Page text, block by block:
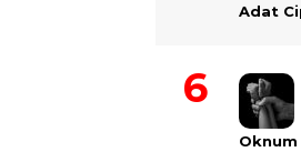
Adat
Oknum